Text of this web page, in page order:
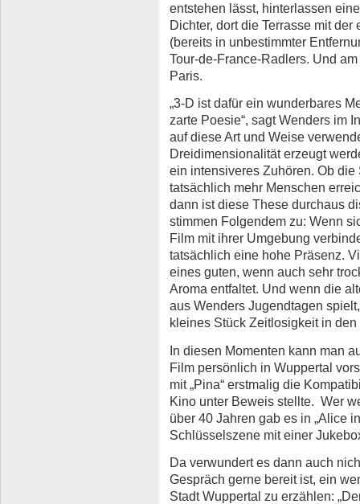
entstehen lässt, hinterlassen
Dichter, dort die Terrasse mit
(bereits in unbestimmter
Tour-de-France-Radlers. Und
Paris.
„3-D ist dafür ein wunderbares
zarte Poesie“, sagt Wenders im
auf diese Art und Weise
Dreidimensionalität erzeugt
ein intensiveres Zuhören. Ob
tatsächlich mehr Menschen
dann ist diese These durchaus
stimmen Folgendem zu: Wenn
Film mit ihrer Umgebung
tatsächlich eine hohe Präsenz.
eines guten, wenn auch sehr
Aroma entfaltet. Und wenn die
aus Wenders Jugendtagen
kleines Stück Zeitlosigkeit in
In diesen Momenten kann man
Film persönlich in Wuppertal
mit „Pina“ erstmalig die
Kino unter Beweis stellte. Wer
über 40 Jahren gab es in „Alice
Schlüsselszene mit einer
Da verwundert es dann auch
Gespräch gerne bereit ist, ein
Stadt Wuppertal zu erzählen: